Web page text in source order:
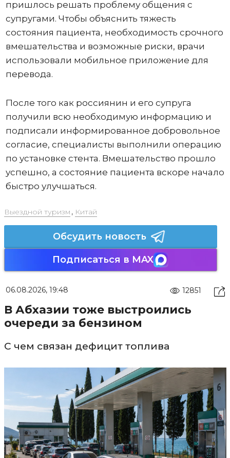
пришлось решать проблему общения с
супругами. Чтобы объяснить тяжесть
состояния пациента, необходимость срочного
вмешательства и возможные риски, врачи
использовали мобильное приложение для
перевода.
После того как россиянин и его супруга
получили всю необходимую информацию и
подписали информированное добровольное
согласие, специалисты выполнили операцию
по установке стента. Вмешательство прошло
успешно, а состояние пациента вскоре начало
быстро улучшаться.
Выездной туризм , Китай
Обсудить новость
Подписаться в MAX
06.08.2026, 19:48 12851
В Абхазии тоже выстроились
очереди за бензином
С чем связан дефицит топлива